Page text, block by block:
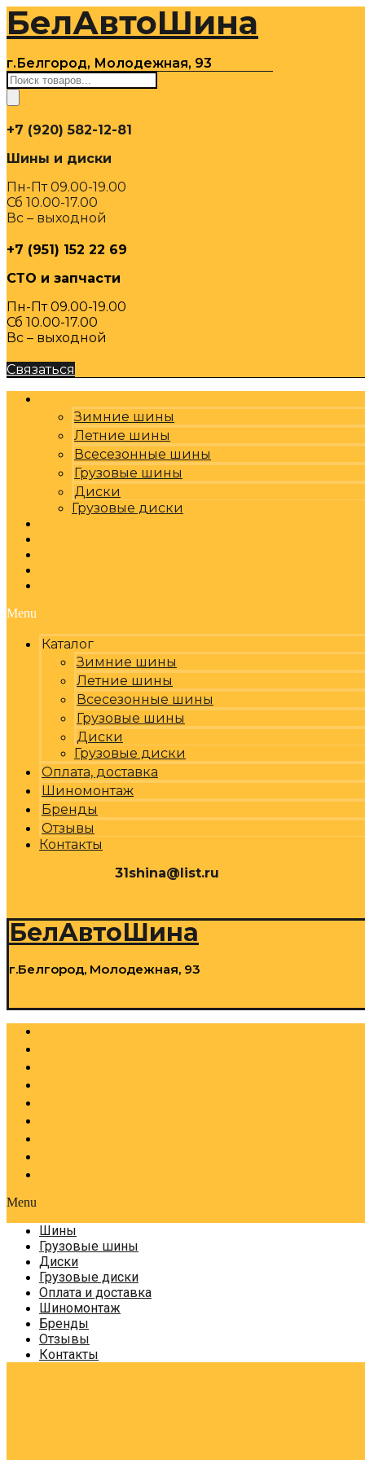
Перейти
содержимому
БелАвтоШина
г.Белгород, Молодежная, 93
Поиск
товаров
+7 (920) 582-12-81
Шины и диски
Пн-Пт 09.00-19.00
Сб 10.00-17.00
Вс – выходной
+7 (951) 152 22 69
СТО и запчасти
Пн-Пт 09.00-19.00
Сб 10.00-17.00
Вс – выходной
Связаться
Зимние шины
Летние шины
Всесезонные шины
Грузовые шины
Диски
Грузовые диски
Menu
Каталог
Зимние шины
Летние шины
Всесезонные шины
Грузовые шины
Диски
Грузовые диски
Оплата, доставка
Шиномонтаж
Бренды
Отзывы
Контакты
31shina@list.ru
БелАвтоШина
г.Белгород, Молодежная, 93
Menu
Шины
Грузовые шины
Диски
Грузовые диски
Оплата и доставка
Шиномонтаж
Бренды
Отзывы
Контакты